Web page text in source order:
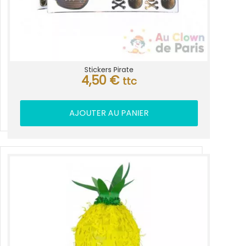
Stickers Pirate
4,50 € ttc
AJOUTER AU PANIER